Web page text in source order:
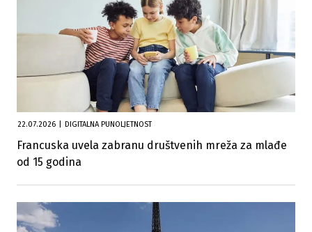
22.07.2026 DIGITALNA PUNOLJETNOST
Francuska uvela zabranu društvenih mreža za mlađe
od 15 godina